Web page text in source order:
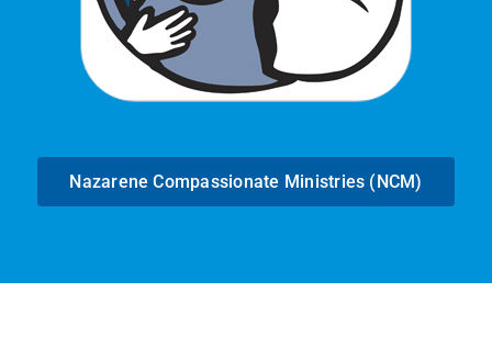
Nazarene Compassionate Ministries (NCM)